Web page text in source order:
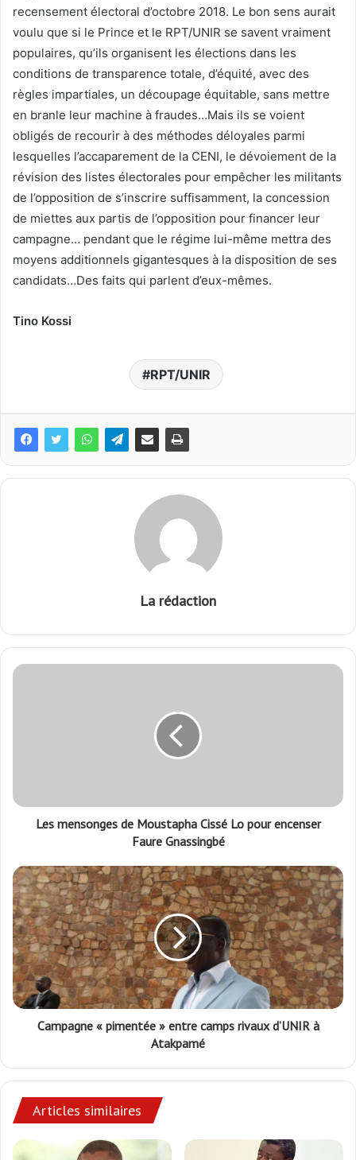
recensement électoral d’octobre 2018. Le bon sens aurait
voulu que si le Prince et le RPT/UNIR se savent vraiment
populaires, qu’ils organisent les élections dans les
conditions de transparence totale, d’équité, avec des
règles impartiales, un découpage équitable, sans mettre
en branle leur machine à fraudes…Mais ils se voient
obligés de recourir à des méthodes déloyales parmi
lesquelles l’accaparement de la CENI, le dévoiement de la
révision des listes électorales pour empêcher les militants
de l’opposition de s’inscrire suffisamment, la concession
de miettes aux partis de l’opposition pour financer leur
campagne… pendant que le régime lui-même mettra des
moyens additionnels gigantesques à la disposition de ses
candidats…Des faits qui parlent d’eux-mêmes.
Tino Kossi
RPT/UNIR
La rédaction
Les mensonges de Moustapha Cissé Lo pour encenser
Faure Gnassingbé
Campagne « pimentée » entre camps rivaux d’UNIR à
Atakpamé
Articles similaires